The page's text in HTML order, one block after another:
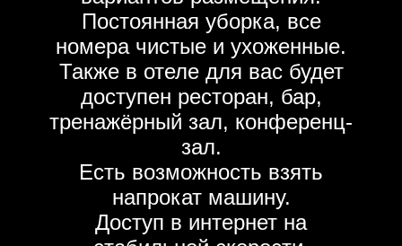
Постоянная уборка, все
номера чистые и ухоженные.
Также в отеле для вас будет
доступен ресторан, бар,
тренажёрный зал, конференц-
зал.
Есть возможность взять
напрокат машину.
Доступ в интернет на